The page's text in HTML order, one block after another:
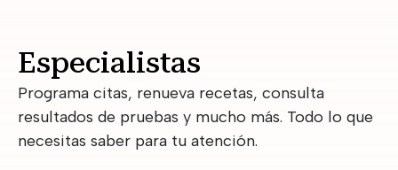
Especialistas
Programa citas, renueva recetas, consulta
resultados de pruebas y mucho más. Todo lo que
necesitas saber para tu atención.